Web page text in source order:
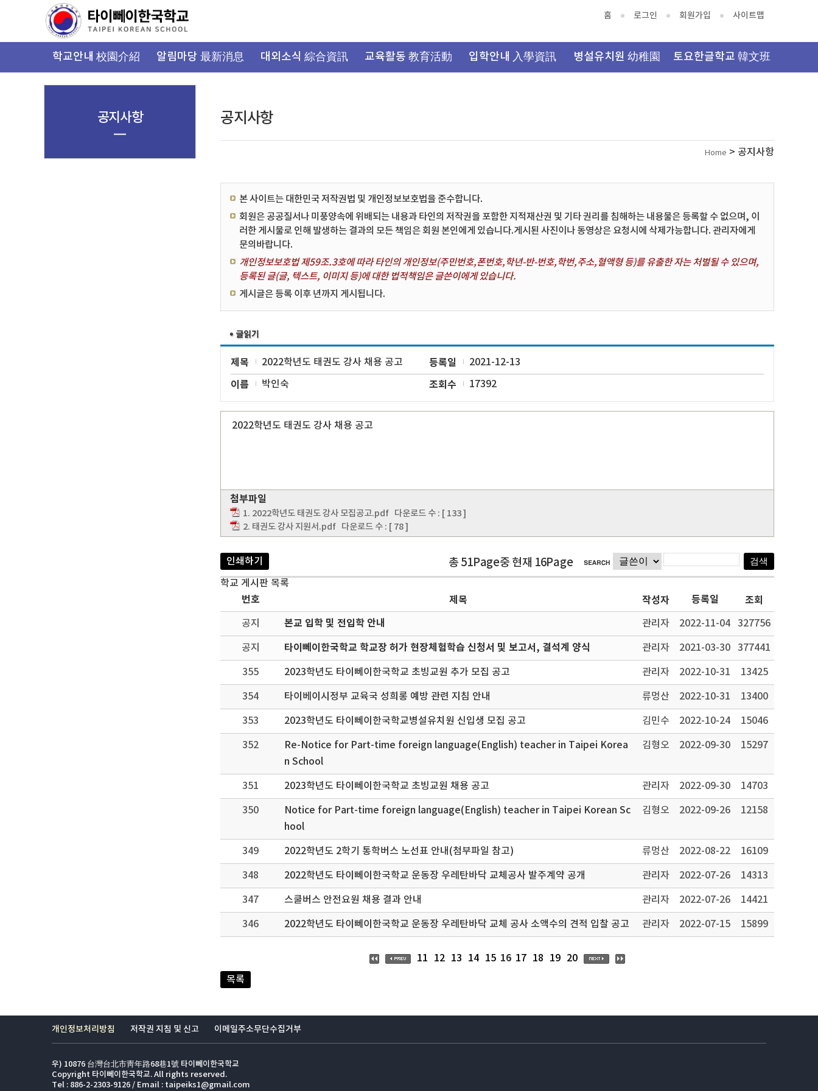
뉴
홈 로그인 회원가입 사이트맵
학교안내 校園介紹 알림마당 最新消息 대외소식 綜合資訊 교육활동 教育活動 입학안내 入學資訊 병설유치원 幼稚園 토요한글학교 韓文班
공지사항
Home > 공지사항
본 사이트는 대한민국 저작권법 및 개인정보보호법을 준수합니다.
회원은 공공질서나 미풍양속에 위배되는 내용과 타인의 저작권을 포함한 지적재산권 및 기타 권리를 침해하는 내용물은 등록할 수 없으며, 이
러한 게시물로 인해 발생하는 결과의 모든 책임은 회원 본인에게 있습니다.게시된 사진이나 동영상은 요청시에 삭제가능합니다. 관리자에게
문의바랍니다.
개인정보보호법 제59조.3호에 따라 타인의 개인정보(주민번호,폰번호,학년-반-번호,학번,주소,혈액형 등)를 유출한 자는 처벌될 수 있으며,
등록된 글(글, 텍스트, 이미지 등)에 대한 법적책임은 글쓴이에게 있습니다.
게시글은 등록 이후 년까지 게시됩니다.
제목 2022학년도 태권도 강사 채용 공고 등록일 2021-12-13
이름 박인숙 조회수 17392
2022학년도 태권도 강사 채용 공고
첨부파일
1. 2022학년도 태권도 강사 모집공고.pdf 다운로드 수 : [ 133 ]
2. 태권도 강사 지원서.pdf 다운로드 수 : [ 78 ]
인쇄하기 총 51Page중 현재 16Page
학교 게시판 목록
번호 제목 작성자 등록일 조회
공지 본교 입학 및 전입학 안내 관리자 2022-11-04 327756
공지 타이뻬이한국학교 학교장 허가 현장체험학습 신청서 및 보고서, 결석계 양식 관리자 2021-03-30 377441
355 2023학년도 타이뻬이한국학교 초빙교원 추가 모집 공고 관리자 2022-10-31 13425
354 타이베이시정부 교육국 성희롱 예방 관련 지침 안내 류멍산 2022-10-31 13400
353 2023학년도 타이뻬이한국학교병설유치원 신입생 모집 공고 김민수 2022-10-24 15046
352
Re-Notice for Part-time foreign language(English) teacher in Taipei Korea
n School
김형오 2022-09-30 15297
351 2023학년도 타이뻬이한국학교 초빙교원 채용 공고 관리자 2022-09-30 14703
350
Notice for Part-time foreign language(English) teacher in Taipei Korean Sc
hool
김형오 2022-09-26 12158
349 2022학년도 2학기 통학버스 노선표 안내(첨부파일 참고) 류멍산 2022-08-22 16109
348 2022학년도 타이뻬이한국학교 운동장 우레탄바닥 교체공사 발주계약 공개 관리자 2022-07-26 14313
347 스쿨버스 안전요원 채용 결과 안내 관리자 2022-07-26 14421
346 2022학년도 타이뻬이한국학교 운동장 우레탄바닥 교체 공사 소액수의 견적 입찰 공고 관리자 2022-07-15 15899
11 12 13 14 15 16 17 18 19
20
목록
공지사항
개인정보처리방침 저작권 지침 및 신고 이메일주소무단수집거부
우) 10876 台灣台北市靑年路68巷1號 타이뻬이한국학교
Copyright 타이뻬이한국학교. All rights reserved.
Tel : 886-2-2303-9126 / Email : taipeiks1@gmail.com